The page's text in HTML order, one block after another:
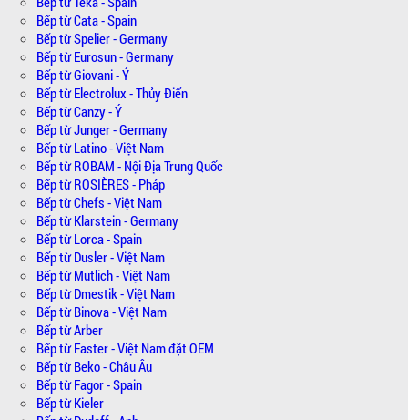
Bếp từ Cata - Spain
Bếp từ Spelier - Germany
Bếp từ Eurosun - Germany
Bếp từ Giovani - Ý
Bếp từ Electrolux - Thủy Điển
Bếp từ Canzy - Ý
Bếp từ Junger - Germany
Bếp từ Latino - Việt Nam
Bếp từ ROBAM - Nội Địa Trung Quốc
Bếp từ ROSIÈRES - Pháp
Bếp từ Chefs - Việt Nam
Bếp từ Klarstein - Germany
Bếp từ Lorca - Spain
Bếp từ Dusler - Việt Nam
Bếp từ Mutlich - Việt Nam
Bếp từ Dmestik - Việt Nam
Bếp từ Binova - Việt Nam
Bếp từ Arber
Bếp từ Faster - Việt Nam đặt OEM
Bếp từ Beko - Châu Âu
Bếp từ Fagor - Spain
Bếp từ Kieler